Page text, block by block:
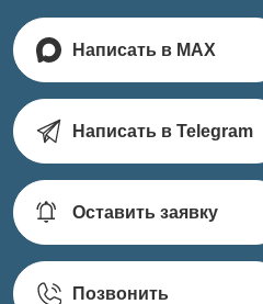
Написать в MAX
Написать в Telegram
Оставить заявку
Позвонить